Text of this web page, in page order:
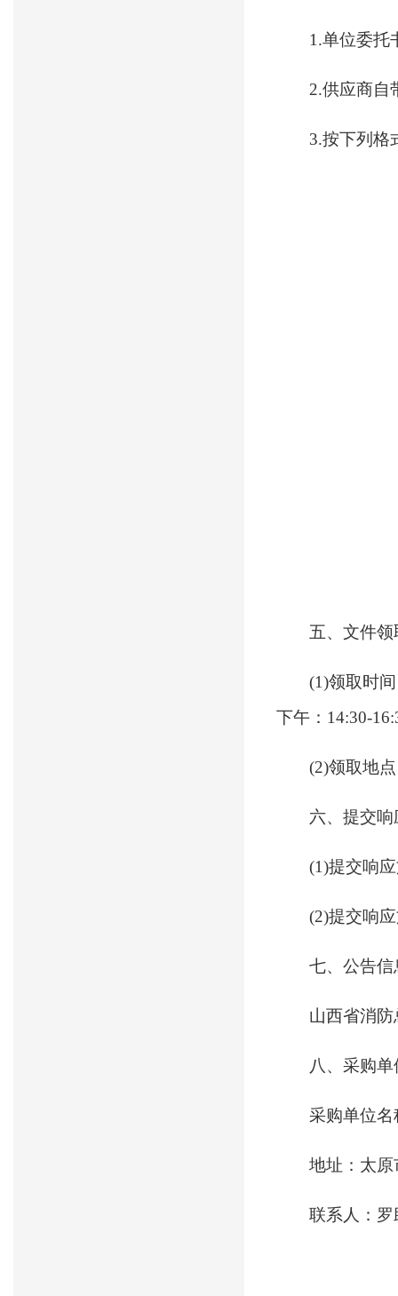
1.单位委托
2.供应商自
3.按下列格
五、文件
(1)领取时
下午：14:30-
(2)领取地
六、提交
(1)提交响
(2)提交响
七、公告
山西省消
八、采购
采购单位
地址：太
联系人：罗